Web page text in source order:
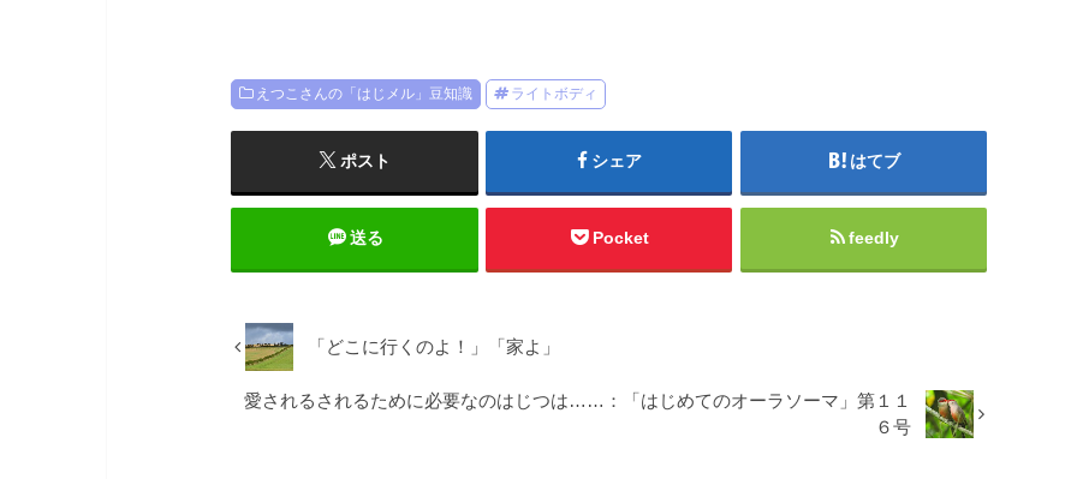
えつこさんの「はじメル」豆知識 ライトボディ
ポスト シェア はてブ
送る Pocket feedly
「どこに行くのよ！」「家よ」
愛されるされるために必要なのはじつは……：「はじめてのオーラソーマ」第１１
６号